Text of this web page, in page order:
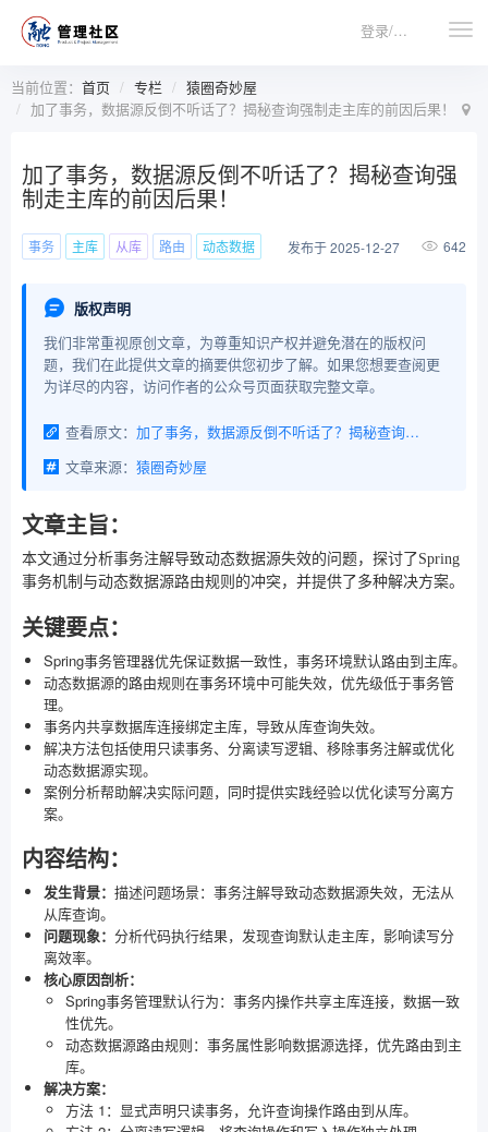
登录/注册
当前位置： 首页 专栏
猿圈奇妙屋
加了事务，数据源反倒不听话了？揭秘查询强制走主库的前因后果！
加了事务，数据源反倒不听话了？揭秘查询强
制走主库的前因后果！
事务 主库 从库 路由 动态数据 发布于 2025-12-27 642
版权声明
我们非常重视原创文章，为尊重知识产权并避免潜在的版权问
题，我们在此提供文章的摘要供您初步了解。如果您想要查阅更
为详尽的内容，访问作者的公众号页面获取完整文章。
查看原文：
加了事务，数据源反倒不听话了？揭秘查询强制走主库的前因后果！
文章来源： 猿圈奇妙屋
文章主旨：
本文通过分析事务注解导致动态数据源失效的问题，探讨了Spring
事务机制与动态数据源路由规则的冲突，并提供了多种解决方案。
关键要点：
Spring事务管理器优先保证数据一致性，事务环境默认路由到主库。
动态数据源的路由规则在事务环境中可能失效，优先级低于事务管
理。
事务内共享数据库连接绑定主库，导致从库查询失效。
解决方法包括使用只读事务、分离读写逻辑、移除事务注解或优化
动态数据源实现。
案例分析帮助解决实际问题，同时提供实践经验以优化读写分离方
案。
内容结构：
发生背景： 描述问题场景：事务注解导致动态数据源失效，无法从
从库查询。
问题现象： 分析代码执行结果，发现查询默认走主库，影响读写分
离效率。
核心原因剖析：
Spring事务管理默认行为：事务内操作共享主库连接，数据一致
性优先。
动态数据源路由规则：事务属性影响数据源选择，优先路由到主
库。
解决方案：
方法 1：显式声明只读事务，允许查询操作路由到从库。